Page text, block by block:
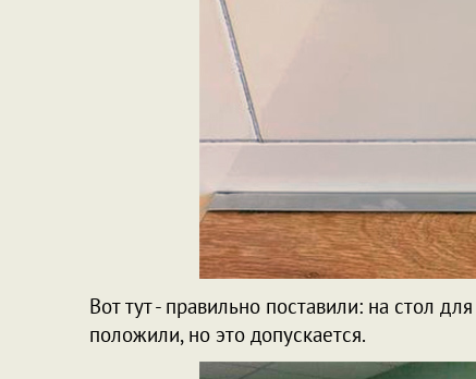
Вот тут - правильно поставили: на стол
положили, но это допускается.